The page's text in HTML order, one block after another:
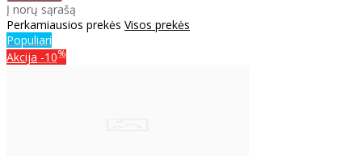
Į norų sąrašą
Perkamiausios prekės Visos prekės
Populiari
Akcija -10%